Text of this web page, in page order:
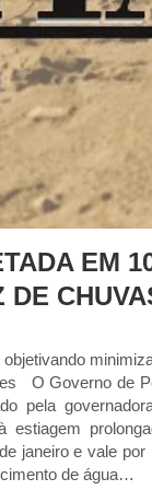
EM
DE
O Governo de
pela
estiagem
janeiro e vale
de água…